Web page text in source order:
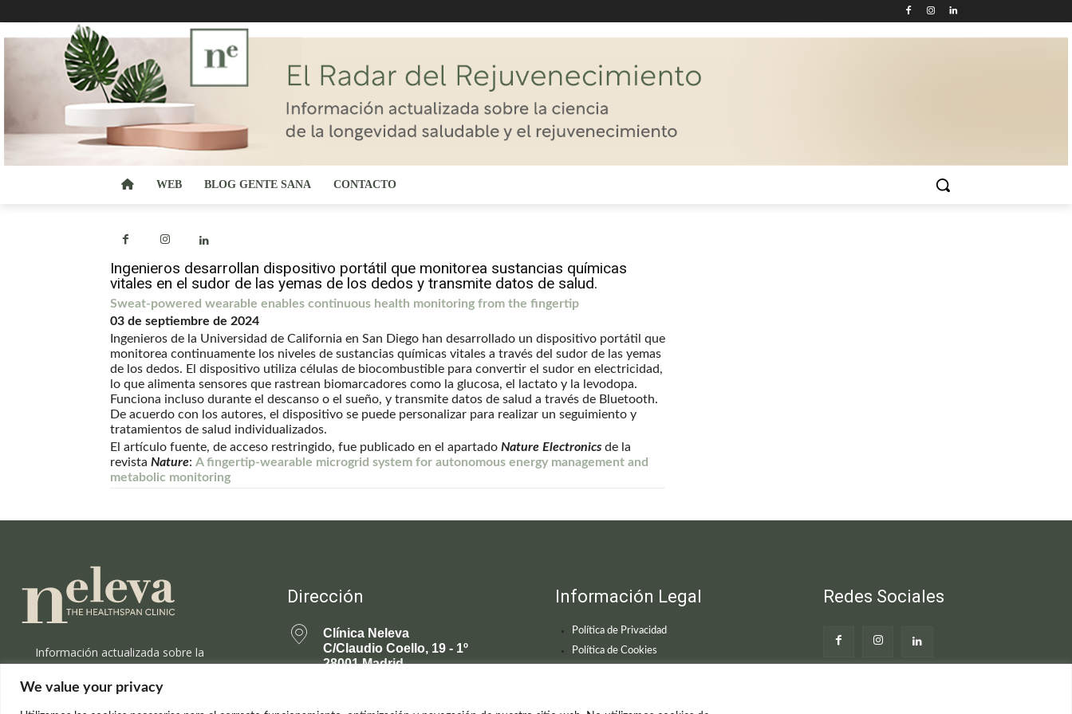
We value your privacy
WEB BLOG GENTE SANA CONTACTO
Ingenieros desarrollan dispositivo portátil que monitorea sustancias químicas
vitales en el sudor de las yemas de los dedos y transmite datos de salud.
Sweat-powered wearable enables continuous health monitoring from the fingertip
03 de septiembre de 2024
Ingenieros de la Universidad de California en San Diego han desarrollado un dispositivo portátil que
monitorea continuamente los niveles de sustancias químicas vitales a través del sudor de las yemas
de los dedos. El dispositivo utiliza células de biocombustible para convertir el sudor en electricidad,
lo que alimenta sensores que rastrean biomarcadores como la glucosa, el lactato y la levodopa.
Funciona incluso durante el descanso o el sueño, y transmite datos de salud a través de Bluetooth.
De acuerdo con los autores, el dispositivo se puede personalizar para realizar un seguimiento y
tratamientos de salud individualizados.
El artículo fuente, de acceso restringido, fue publicado en el apartado Nature Electronics de la
revista Nature: A fingertip-wearable microgrid system for autonomous energy management and
metabolic monitoring
Información actualizada sobre la
rejuvenecimiento.
Dirección
Clínica Neleva
C/Claudio Coello, 19 - 1º
28001 Madrid
Información Legal
Política de Privacidad
Política de Cookies
Redes Sociales